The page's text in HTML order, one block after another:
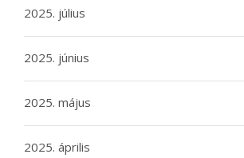
2025. július
2025. június
2025. május
2025. április